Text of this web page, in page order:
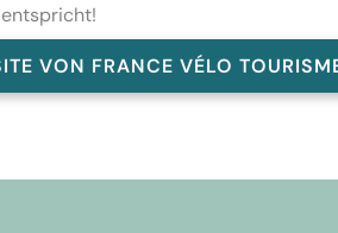
VON FRANCE VÉLO